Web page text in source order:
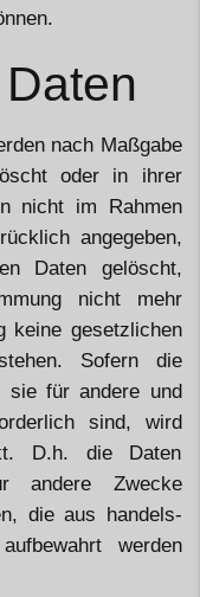
nach Maßgabe
oder in ihrer
nicht im Rahmen
angegeben,
Daten gelöscht,
nicht mehr
keine gesetzlichen
Sofern die
sie für andere und
sind, wird
D.h. die Daten
andere Zwecke
die aus handels-
werden